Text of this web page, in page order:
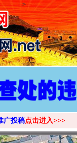
>
广投稿点击进入>>>